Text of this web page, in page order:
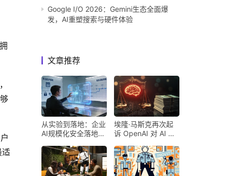
适
Google I/O 2026：Gemini生态全面爆
发，AI重塑搜索与硬件体验
文章推荐
从实验到落地：企业
AI规模化安全落地的
埃隆·马斯克再次起
诉 OpenAI 对 AI 行